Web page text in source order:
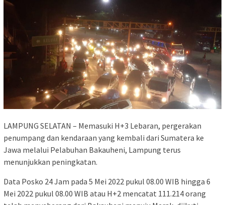
LAMPUNG SELATAN – Memasuki H+3 Lebaran, pergerakan
penumpang dan kendaraan yang kembali dari Sumatera ke
Jawa melalui Pelabuhan Bakauheni, Lampung terus
menunjukkan peningkatan.
Data Posko 24 Jam pada 5 Mei 2022 pukul 08.00 WIB hingga 6
Mei 2022 pukul 08.00 WIB atau H+2 mencatat 111.214 orang